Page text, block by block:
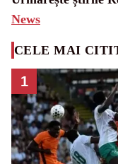
News
CELE MAI
1